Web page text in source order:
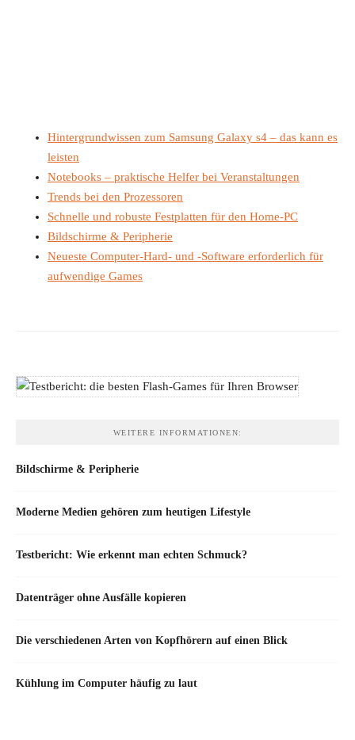
Hintergrundwissen zum Samsung Galaxy s4 – das kann es
leisten
Notebooks – praktische Helfer bei Veranstaltungen
Trends bei den Prozessoren
Schnelle und robuste Festplatten für den Home-PC
Bildschirme & Peripherie
Neueste Computer-Hard- und -Software erforderlich für
aufwendige Games
WEITERE INFORMATIONEN:
Bildschirme & Peripherie
Moderne Medien gehören zum heutigen Lifestyle
Testbericht: Wie erkennt man echten Schmuck?
Datenträger ohne Ausfälle kopieren
Die verschiedenen Arten von Kopfhörern auf einen Blick
Kühlung im Computer häufig zu laut